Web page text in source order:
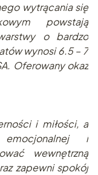
wytrącania się
powstają
o bardzo
wynosi 6.5 – 7
Oferowany okaz
i miłości, a
i
wewnętrzną
zapewni spokój